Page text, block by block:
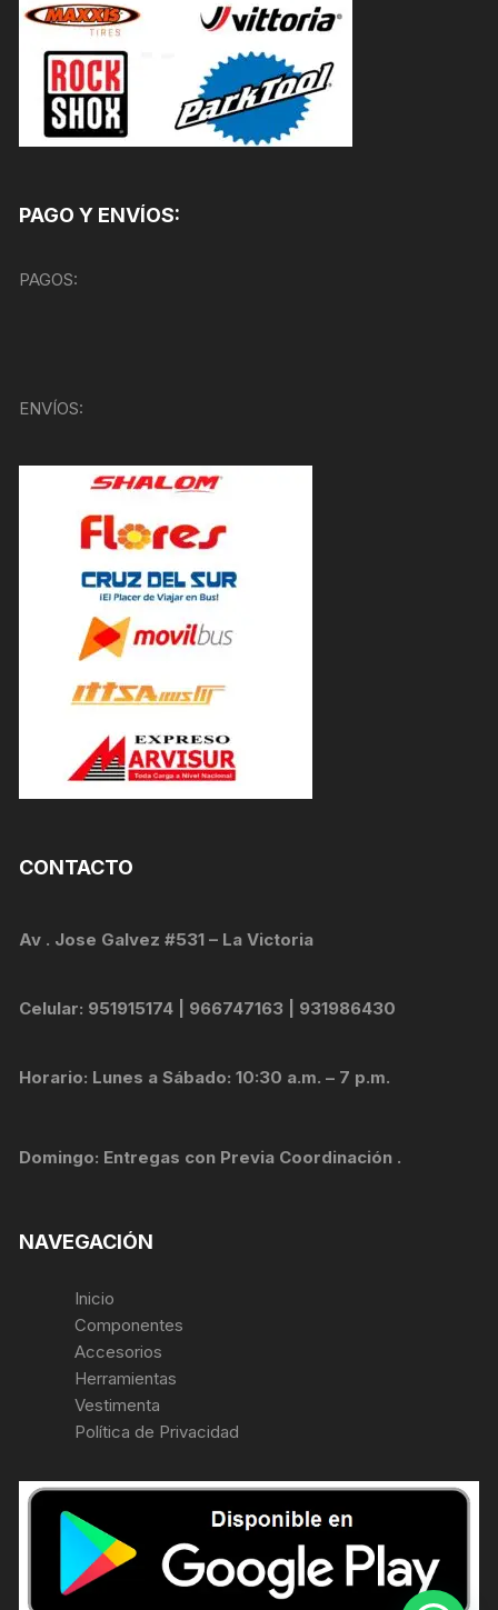
PAGO Y ENVÍOS:
PAGOS:
ENVÍOS:
CONTACTO
Av . Jose Galvez #531 – La Victoria
Celular: 951915174 | 966747163 | 931986430
Horario: Lunes a Sábado: 10:30 a.m. – 7 p.m.
Domingo: Entregas con Previa Coordinación .
NAVEGACIÓN
Inicio
Componentes
Accesorios
Herramientas
Vestimenta
Política de Privacidad